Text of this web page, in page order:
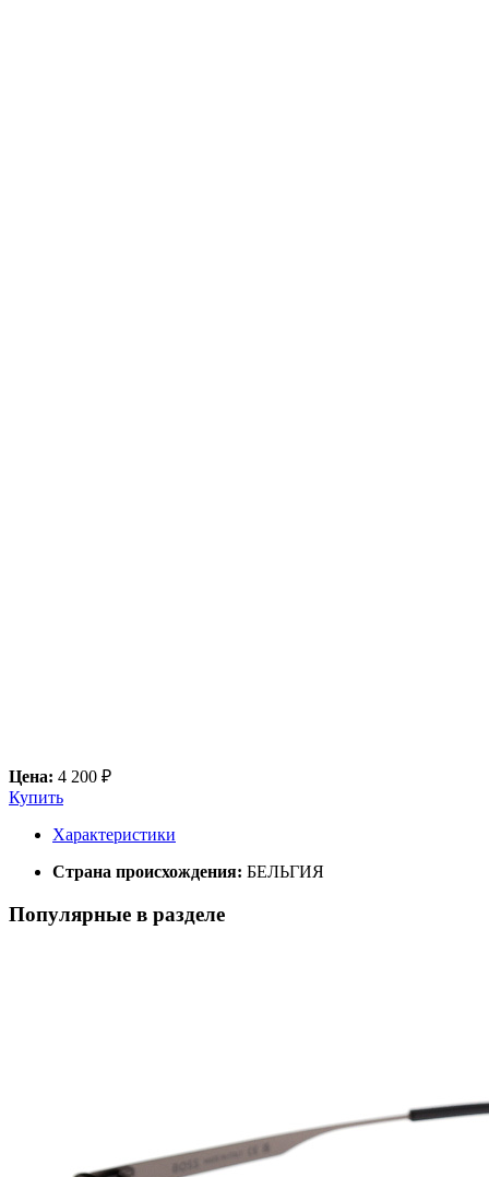
Цена: 4 200 ₽
Купить
Характеристики
Страна происхождения: БЕЛЬГИЯ
Популярные в разделе